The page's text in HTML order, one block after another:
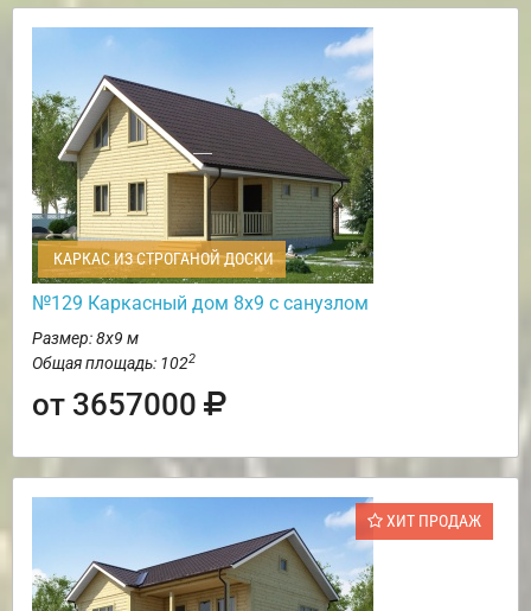
КАРКАС ИЗ СТРОГАНОЙ ДОСКИ
№129 Каркасный дом 8х9 с санузлом
Размер: 8х9 м
Общая площадь: 1022
от 3657000
ХИТ ПРОДАЖ